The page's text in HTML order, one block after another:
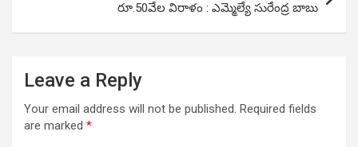
రూ.50వేల విరాళం : ఎమ్మెల్యే సురేంద్ర బాబు
Leave a Reply
Your email address will not be published. Required fields
are marked *